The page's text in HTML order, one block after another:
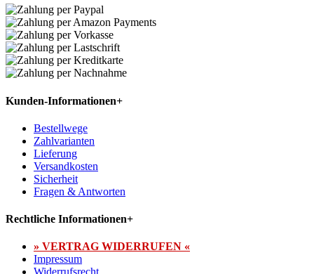
Kunden-Informationen+
Bestellwege
Zahlvarianten
Lieferung
Versandkosten
Sicherheit
Fragen & Antworten
Rechtliche Informationen+
» VERTRAG WIDERRUFEN «
Impressum